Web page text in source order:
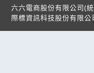
六六電商股份有限公司(
際標資訊科技股份有限